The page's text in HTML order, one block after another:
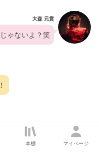
本棚 マイページ
大森 元貴
ゃないよ？笑